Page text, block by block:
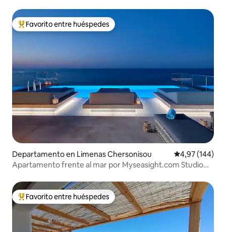
Favorito entre los huéspedes más destacados
Favorito entre huéspedes
Departamento en Limenas Chersonisou Calificación
4,97 (144)
Apartamento frente al mar por Myseasight.com Studio
Favorito entre los huéspedes más destacados
Favorito entre huéspedes